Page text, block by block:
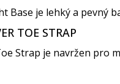
Base je lehký a pevný
TOE STRAP
Strap je navržen pro